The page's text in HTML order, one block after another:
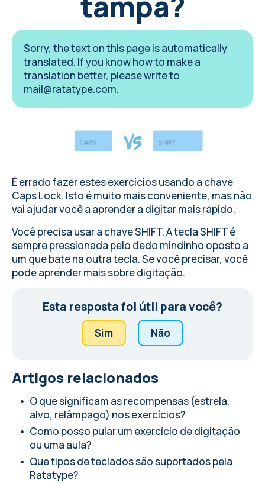
Sorry, the text on this page is automatically
translated. If you know how to make a
translation better, please write to
mail@ratatype.com.
É errado fazer estes exercícios usando a chave
Caps Lock. Isto é muito mais conveniente, mas não
vai ajudar você a aprender a digitar mais rápido.
Você precisa usar a chave SHIFT. A tecla SHIFT é
sempre pressionada pelo dedo mindinho oposto a
um que bate na outra tecla. Se você precisar, você
podeaprender mais sobre digitação.
Esta resposta foi útil para você?
Sim Não
Artigos relacionados
O que significam as recompensas (estrela,
alvo, relâmpago) nos exercícios?
Como posso pular um exercício de digitação
ou uma aula?
Que tipos de teclados são suportados pela
Ratatype?